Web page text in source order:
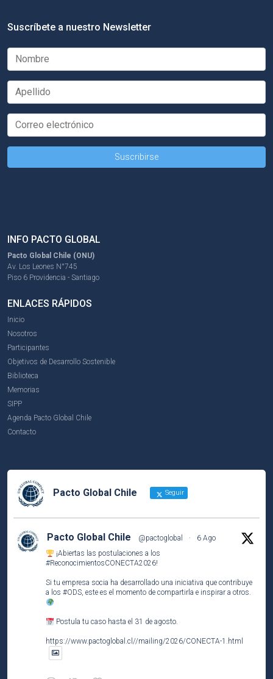
Suscríbete a nuestro Newsletter
INFO PACTO GLOBAL
Pacto Global Chile (ONU)
Av. Los Leones N°745
Piso 6 Providencia - Santiago
ENLACES RÁPIDOS
Inicio
Nosotros
Participantes
Objetivos de Desarrollo Sostenible
Biblioteca
Memorias
SIPP
Agenda Pacto Global Chile
Contacto
Pacto Global Chile Seguir
Pacto Global Chile @pactoglobal ·
6 Ago
¡Abiertas las postulaciones a los
#ReconocimientosCONECTA2026!
Si tu empresa socia ha desarrollado una iniciativa que contribuye
a los #ODS, este es el momento de compartirla e inspirar a otros.
Postula tu caso hasta el 31 de agosto.
https://www.pactoglobal.cl//mailing/2026/CONECTA-1.html